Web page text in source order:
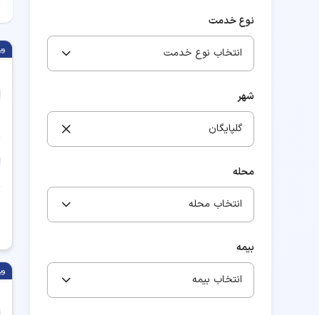
نوع خدمت
انتخاب نوع خدمت
شهر
گلپایگان
محله
انتخاب محله
بیمه
انتخاب بیمه